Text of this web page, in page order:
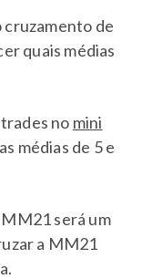
cruzamento de
quais médias
no mini
médias de 5 e
será um
a MM21